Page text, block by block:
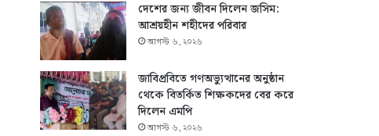
দেশের জন্য জীবন দিলেন জসিম:
আশ্রয়হীন শহীদের পরিবার
আগস্ট ৬, ২০২৬
জাবিপ্রবিতে গণঅভ্যুত্থানের অনুষ্ঠান
থেকে বিতর্কিত শিক্ষকদের বের করে
দিলেন এমপি
আগস্ট ৬, ২০২৬